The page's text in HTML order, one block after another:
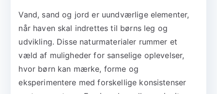
Vand, sand og jord er uundværlige elementer,
når haven skal indrettes til børns leg og
udvikling. Disse naturmaterialer rummer et
væld af muligheder for sanselige oplevelser,
hvor børn kan mærke, forme og
eksperimentere med forskellige konsistenser